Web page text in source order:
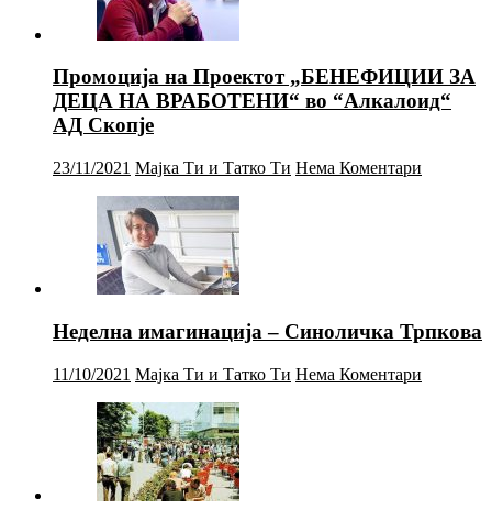
Промоција на Проектот „БЕНЕФИЦИИ ЗА
ДЕЦА НА ВРАБОТЕНИ“ во “Алкалоид“
АД Скопје
23/11/2021 Мајка Ти и Татко Ти Нема Коментари
Неделна имагинација – Синоличка Трпкова
11/10/2021 Мајка Ти и Татко Ти Нема Коментари